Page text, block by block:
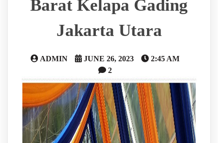
Barat Kelapa Gading
Jakarta Utara
ADMIN JUNE 26, 2023
2:45 AM
2